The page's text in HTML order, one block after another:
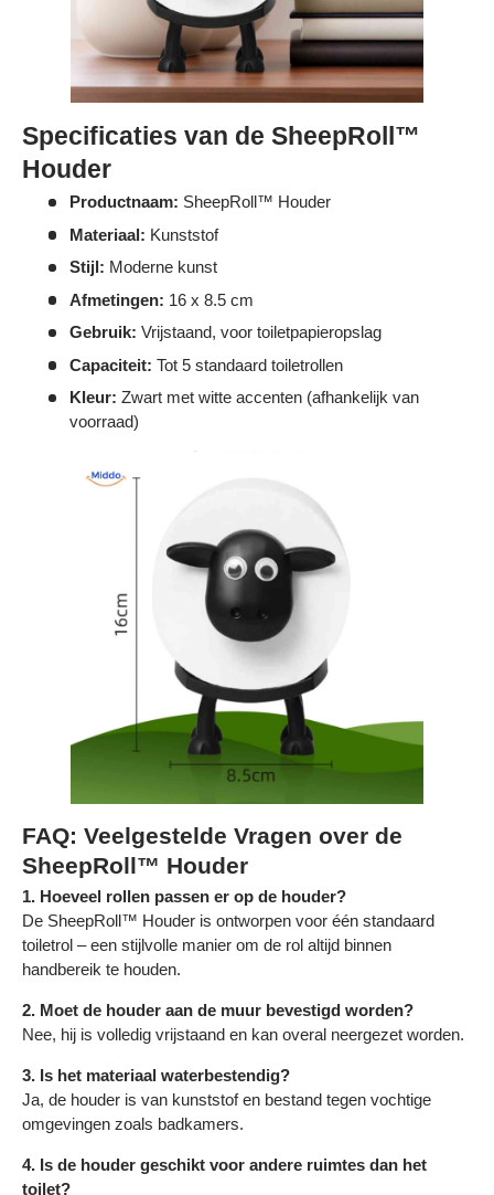
Specificaties van de SheepRoll™
Houder
Productnaam: SheepRoll™ Houder
Materiaal: Kunststof
Stijl: Moderne kunst
Afmetingen: 16 x 8.5 cm
Gebruik: Vrijstaand, voor toiletpapieropslag
Capaciteit: Tot 5 standaard toiletrollen
Kleur: Zwart met witte accenten (afhankelijk van
voorraad)
FAQ: Veelgestelde Vragen over de
SheepRoll™ Houder
1. Hoeveel rollen passen er op de houder?
De SheepRoll™ Houder is ontworpen voor één standaard
toiletrol – een stijlvolle manier om de rol altijd binnen
handbereik te houden.
2. Moet de houder aan de muur bevestigd worden?
Nee, hij is volledig vrijstaand en kan overal neergezet worden.
3. Is het materiaal waterbestendig?
Ja, de houder is van kunststof en bestand tegen vochtige
omgevingen zoals badkamers.
4. Is de houder geschikt voor andere ruimtes dan het
toilet?